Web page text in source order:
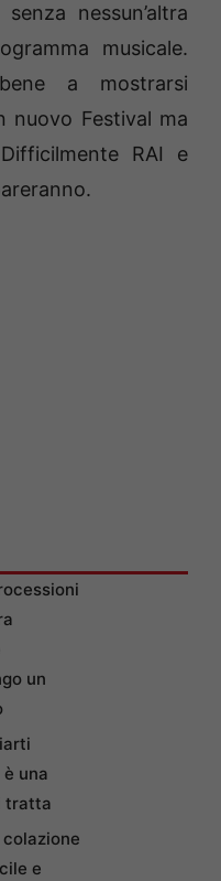
nessun’altra
musicale.
a mostrarsi
nuovo Festival ma
RAI e
un
è una
tratta
e